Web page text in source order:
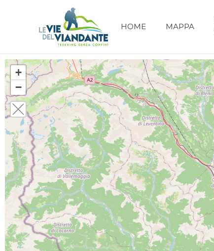
HOME MAPPA
+
−